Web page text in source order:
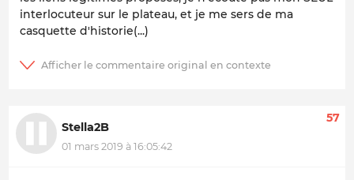
interlocuteur sur le plateau, et je me sers de ma
casquette d'historie(...)
Stella2B
01 mars 2019 à 16:05:42
57